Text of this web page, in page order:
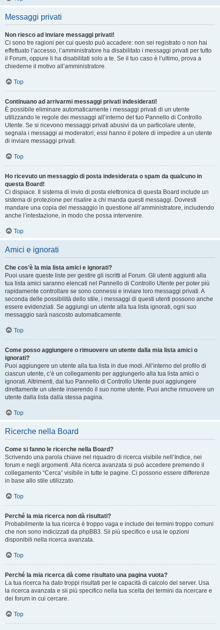
Messaggi privati
Non riesco ad inviare messaggi privati!
Ci sono tre ragioni per cui questo può accadere: non sei registrato o non hai
effettuato l’accesso, l’amministratore ha disabilitato i messaggi privati per tutto
il Forum, oppure li ha disabilitati solo a te. Se il tuo caso è l’ultimo, prova a
chiederne il motivo all’amministratore.
Top
Continuano ad arrivarmi messaggi privati indesiderati!
È possibile eliminare automaticamente i messaggi privati ​​di un utente
utilizzando le regole dei messaggi all’interno del tuo Pannello di Controllo
Utente. Se si ricevono messaggi privati ​​abusivi da un particolare utente,
segnala i messaggi ai moderatori; essi hanno il potere di impedire a un utente
di inviare messaggi privati​​.
Top
Ho ricevuto un messaggio di posta indesiderata o spam da qualcuno in
questa Board!
Ci dispiace. Il sistema di invio di posta elettronica di questa Board include un
sistema di protezione per risalire a chi manda questi messaggi. Dovresti
mandare una copia del messaggio in questione all’amministratore, includendo
anche l’intestazione, in modo che possa intervenire.
Top
Amici e ignorati
Che cos’è la mia lista amici e ignorati?
Puoi usare queste liste per gestire gli iscritti al Forum. Gli utenti aggiunti alla
tua lista amici saranno elencati nel Pannello di Controllo Utente per poter più
rapidamente controllare se sono connessi e inviare loro messaggi privati. A
seconda delle possibilità dello stile, i messaggi di questi utenti possono anche
essere evidenziati. Se aggiungi un utente alla tua lista ignorati, ogni suo
messaggio sarà nascosto automaticamente.
Top
Come posso aggiungere o rimuovere un utente dalla mia lista amici o
ignorati?
Puoi aggiungere un utente alla tua lista in due modi. All’interno del profilo di
ciascun utente, c’è un collegamento per aggiungerlo alla tua lista amici o
ignorati. Altrimenti, dal tuo Pannello di Controllo Utente puoi aggiungere
direttamente un utente inserendo il suo nome utente. Puoi anche rimuovere un
utente dalla lista dalla stessa pagina.
Top
Ricerche nella Board
Come si fanno le ricerche nella Board?
Scrivendo una parola chiave nel riquadro di ricerca visibile nell’Indice, nei
forum e negli argomenti. Alla ricerca avanzata si può accedere premendo il
collegamento “Cerca” visibile in tutte le pagine. Ci possono essere differenze
in base allo stile utilizzato.
Top
Perché la mia ricerca non dà risultati?
Probabilmente la tua ricerca è troppo vaga e include dei termini troppo comuni
che non sono indicizzati da phpBB3. Sii più specifico e usa le opzioni
disponibili nella ricerca avanzata.
Top
Perché la mia ricerca dà come risultato una pagina vuota?
La tua ricerca ha dato troppi risultati per le capacità di calcolo del server. Usa
la ricerca avanzata e sii più specifico nella tua scelta dei termini da ricercare e
dei forum in cui cercare.
Top